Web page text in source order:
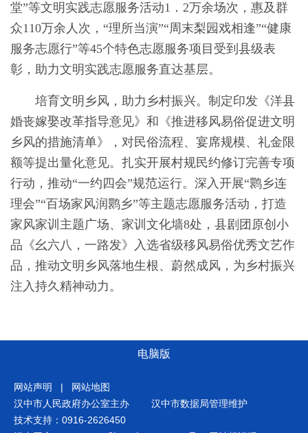
堂”等文明实践志愿服务活动1．2万余场次，惠及群
众110万余人次，“理所当演”“周末梨园戏相逢”“健康
服务志愿行”等45个特色志愿服务项目受到县级表
彰，助力文明实践志愿服务直达基层。
培育文明乡风，助力乡村振兴。制定印发《洋县
婚丧嫁娶改革指导意见》和《推进移风易俗促进文明
乡风的措施清单》，对民俗流程、宴席规模、礼金限
额等提出量化意见。扎实开展村规民约修订完善专项
行动，推动“一约四会”规范运行。深入开展“鹮乡连
理会”“百场家风润鹮乡”等主题志愿服务活动，打造
家风家训主题广场、家训文化墙8处，县剧团原创小
品《幺六八，一路发》入选省级移风易俗优秀文艺作
品，推动文明乡风落地生根、蔚然成风，为乡村振兴
注入持久精神动力。
电脑版
网站声明 |
网站地图
汉中市人民政府办公室主办
汉中市数据局管理维护
技术支持：0916-2626450